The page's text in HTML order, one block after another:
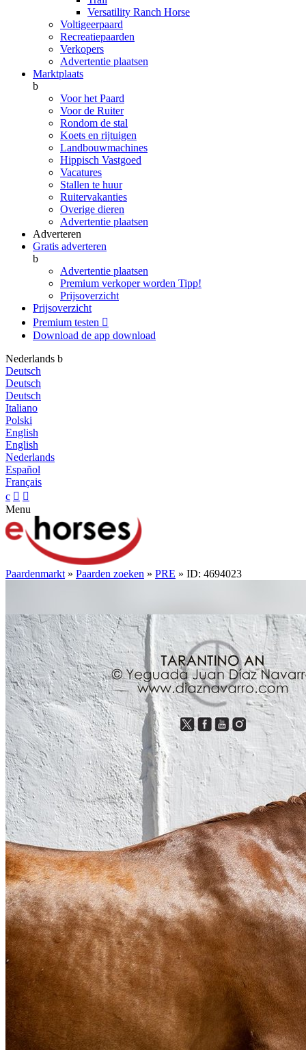
Versatility Ranch Horse
Voltigeerpaard
Recreatiepaarden
Verkopers
Advertentie plaatsen
Marktplaats
b
Voor het Paard
Voor de Ruiter
Rondom de stal
Koets en rijtuigen
Landbouwmachines
Hippisch Vastgoed
Vacatures
Stallen te huur
Ruitervakanties
Overige dieren
Advertentie plaatsen
Adverteren
Gratis adverteren
b
Advertentie plaatsen
Premium verkoper worden Tipp!
Prijsoverzicht
Prijsoverzicht
Premium testen 
Download de app download
Nederlands b
Deutsch
Deutsch
Deutsch
Italiano
Polski
English
English
Nederlands
Español
Français
c  
Menu
Paardenmarkt » Paarden zoeken » PRE » ID: 4694023